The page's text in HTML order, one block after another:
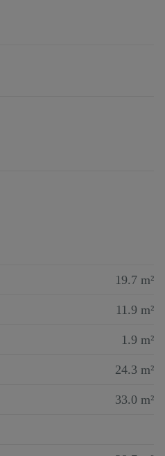
19.7 m²
11.9 m²
1.9 m²
24.3 m²
33.0 m²